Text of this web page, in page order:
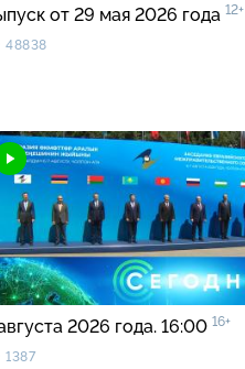
от 29 мая 2026 года 12+
48838
2026 года. 16:00 16+
1387